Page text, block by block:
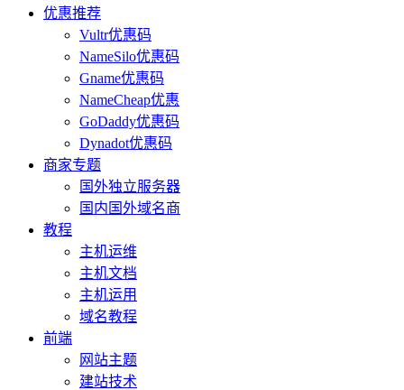
优惠推荐
Vultr优惠码
NameSilo优惠码
Gname优惠码
NameCheap优惠
GoDaddy优惠码
Dynadot优惠码
商家专题
国外独立服务器
国内国外域名商
教程
主机运维
主机文档
主机运用
域名教程
前端
网站主题
建站技术